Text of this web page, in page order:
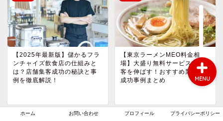
【2025年最新版】儲かるフラ
ンチャイズ飲食店の仕組みと
は？店舗集客成功の秘訣と事
例を徹底解説！
【東京ラーメンMEO料金相
場】大盛り無料サービスで集
客を伸ばす！おすすめ業者と
成功事例まとめ
ホーム お問い合わせ プロフィール プライバシーポリシー
MENU
プライバシーポリシー